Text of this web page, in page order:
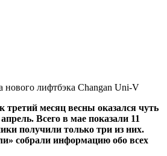
нового лифтбэка Changan Uni-V
третий месяц весны оказался чуть
Всего в мае показали 11
получили только три из них.
собрали информацию обо всех